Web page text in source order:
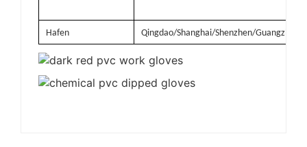
Hafen Qingdao/Shanghai/Shenzhen/Guangzhou